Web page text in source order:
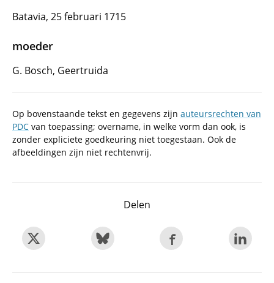
Batavia, 25 februari 1715
moeder
G. Bosch, Geertruida
Op bovenstaande tekst en gegevens zijn auteursrechten van
PDC van toepassing; overname, in welke vorm dan ook, is
zonder expliciete goedkeuring niet toegestaan. Ook de
afbeeldingen zijn niet rechtenvrij.
Delen